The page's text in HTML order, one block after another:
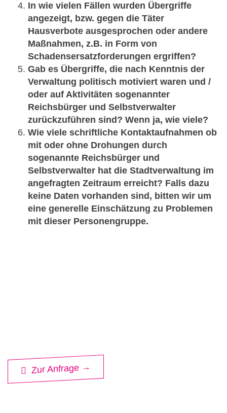
In wie vielen Fällen wurden Übergriffe
angezeigt, bzw. gegen die Täter
Hausverbote ausgesprochen oder andere
Maßnahmen, z.B. in Form von
Schadensersatzforderungen ergriffen?
Gab es Übergriffe, die nach Kenntnis der
Verwaltung politisch motiviert waren und /
oder auf Aktivitäten sogenannter
Reichsbürger und Selbstverwalter
zurückzuführen sind? Wenn ja, wie viele?
Wie viele schriftliche Kontaktaufnahmen ob
mit oder ohne Drohungen durch
sogenannte Reichsbürger und
Selbstverwalter hat die Stadtverwaltung im
angefragten Zeitraum erreicht? Falls dazu
keine Daten vorhanden sind, bitten wir um
eine generelle Einschätzung zu Problemen
mit dieser Personengruppe.
Zur Anfrage →